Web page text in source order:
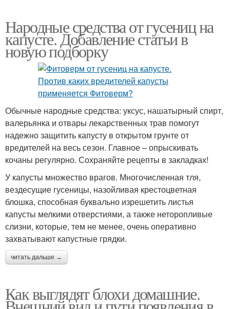
Народные средства от гусениц на
капусте. Добавление статьи в
новую подборку
Обычные народные средства: уксус, нашатырный спирт,
валерьянка и отвары лекарственных трав помогут
надежно защитить капусту в открытом грунте от
вредителей на весь сезон. Главное – опрыскивать
кочаны регулярно. Сохраняйте рецепты в закладках!
У капусты множество врагов. Многочисленная тля,
вездесущие гусеницы, назойливая крестоцветная
блошка, способная буквально изрешетить листья
капусты мелкими отверстиями, а также неторопливые
слизни, которые, тем не менее, очень оперативно
захватывают капустные грядки.
читать дальше →
Как выглядят блохи домашние.